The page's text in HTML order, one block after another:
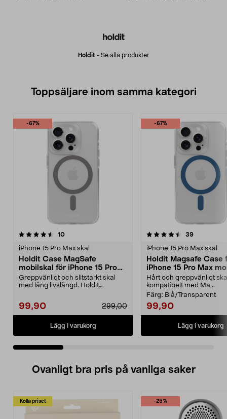
Holdit - Se alla produkter
Toppsäljare inom samma kategori
-67%
10recensioner
iPhone 15 Pro Max skal
Holdit Case MagSafe
mobilskal för iPhone 15 Pro
Max
Greppvänligt och slitstarkt skal
med lång livslängd. Holdit
99,90 299,00
Lägg i varukorg
-67%
4.5 av 5 stjärnor 39recensioner
iPhone 15 Pro Max skal
Holdit Magsafe Case
iPhone 15 Pro Max
Hårt och greppvänligt
kompatibelt med Ma...
Färg: Blå/Transparent
99,90
Lägg i varukorg
4.5 av 5 stjärnor
Ovanligt bra pris på vanliga saker
Kolla priset -25%